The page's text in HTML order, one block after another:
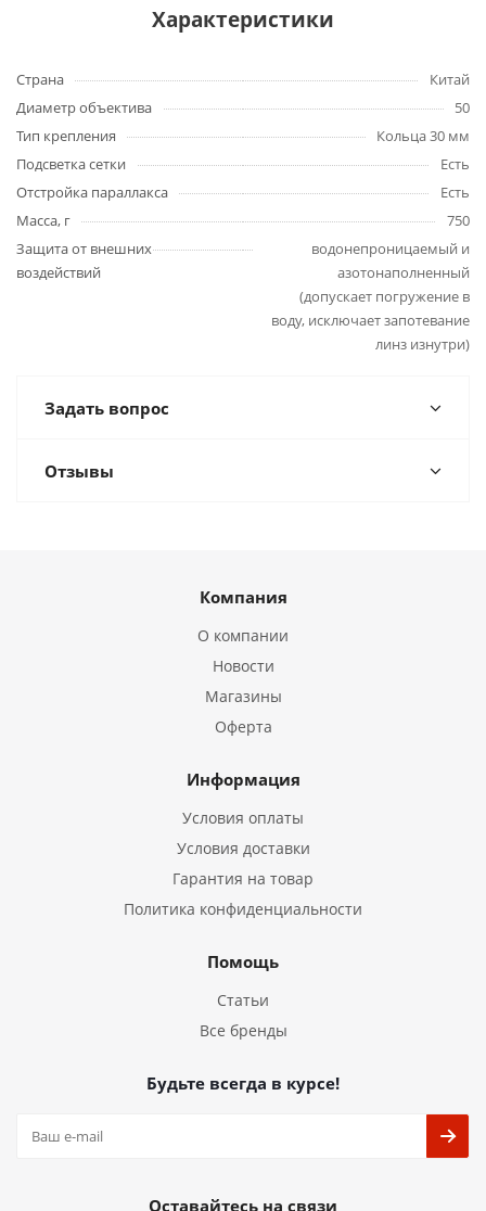
Характеристики
Страна
Китай
Диаметр объектива
50
Тип крепления
Кольца 30 мм
Подсветка сетки
Есть
Отстройка параллакса
Есть
Масса, г
750
Защита от внешних
воздействий
водонепроницаемый и
азотонаполненный
(допускает погружение в
воду, исключает запотевание
линз изнутри)
Задать вопрос
Отзывы
Компания
О компании
Новости
Магазины
Оферта
Информация
Условия оплаты
Условия доставки
Гарантия на товар
Политика конфиденциальности
Помощь
Статьи
Все бренды
Будьте всегда в курсе!
Оставайтесь на связи